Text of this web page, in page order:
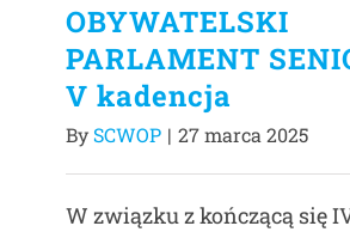
OBYWATELSKI
PARLAMENT
V kadencja
BySCWOP | 27 marca 2025
W związku z kończącą się